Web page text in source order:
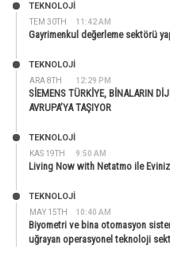
TEM 30TH 11:42 AM
TEKNOLOJİ
Gayrimenkul değerleme sektörü
ARA 8TH 12:29 PM
TEKNOLOJİ
SİEMENS TÜRKİYE, BİNALARIN
AVRUPA’YA TAŞIYOR
KAS 19TH 9:50 AM
TEKNOLOJİ
Living Now with Netatmo ile
MAY 15TH 10:40 AM
TEKNOLOJİ
Biyometri ve bina otomasyon
uğrayan operasyonel teknoloji